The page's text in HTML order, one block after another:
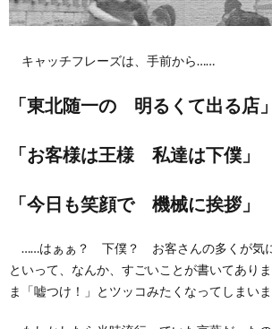
キャッチフレーズは、手前から……
「東北随一の 明るくて出る店」
「お客様は王様 私達は下僕」
「今日も笑顔で 機械に挨拶」
……はぁぁ？ 下僕？ お客さんの多くが気
といって、なんか、すごいことが書いてあり
ま「嘘つけ！」とツッコみたくなってしまいま